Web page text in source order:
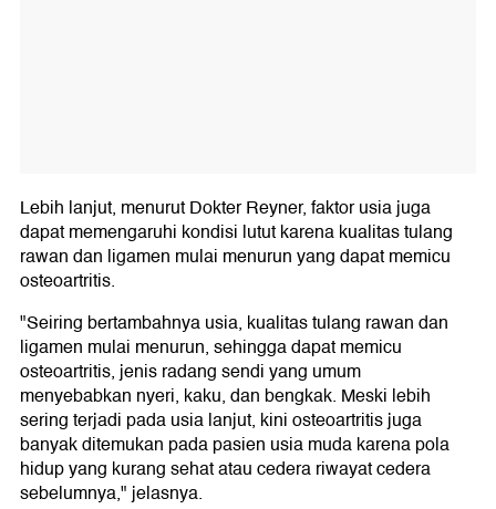
Lebih lanjut, menurut Dokter Reyner, faktor usia juga
dapat memengaruhi kondisi lutut karena kualitas tulang
rawan dan ligamen mulai menurun yang dapat memicu
osteoartritis.
"Seiring bertambahnya usia, kualitas tulang rawan dan
ligamen mulai menurun, sehingga dapat memicu
osteoartritis, jenis radang sendi yang umum
menyebabkan nyeri, kaku, dan bengkak. Meski lebih
sering terjadi pada usia lanjut, kini osteoartritis juga
banyak ditemukan pada pasien usia muda karena pola
hidup yang kurang sehat atau cedera riwayat cedera
sebelumnya," jelasnya.